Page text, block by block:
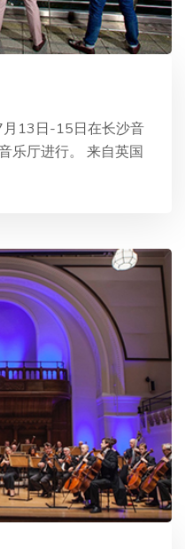
13日-15日在长沙音
乐厅进行。 来自英国